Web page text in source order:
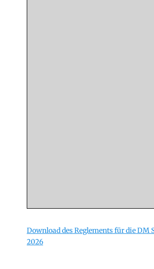
Download des Reglements für die DM
2026